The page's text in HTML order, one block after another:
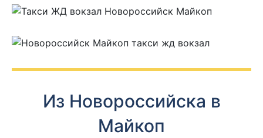
Из Новороссийска в
Майкоп